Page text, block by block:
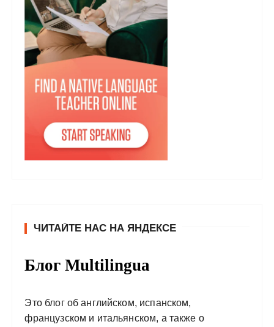
ЧИТАЙТЕ НАС НА ЯНДЕКСЕ
Блог Multilingua
Это блог об английском, испанском,
французском и итальянском, а также о